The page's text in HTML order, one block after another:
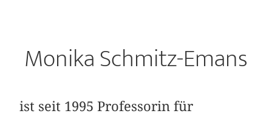
Monika Schmitz-Emans
ist seit 1995 Professorin für